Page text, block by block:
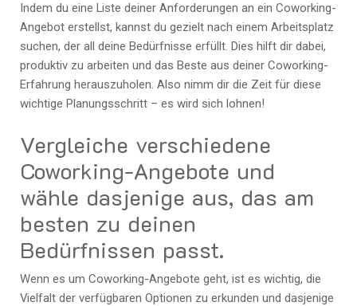
Indem du eine Liste deiner Anforderungen an ein Coworking-
Angebot erstellst, kannst du gezielt nach einem Arbeitsplatz
suchen, der all deine Bedürfnisse erfüllt. Dies hilft dir dabei,
produktiv zu arbeiten und das Beste aus deiner Coworking-
Erfahrung herauszuholen. Also nimm dir die Zeit für diese
wichtige Planungsschritt – es wird sich lohnen!
Vergleiche verschiedene
Coworking-Angebote und
wähle dasjenige aus, das am
besten zu deinen
Bedürfnissen passt.
Wenn es um Coworking-Angebote geht, ist es wichtig, die
Vielfalt der verfügbaren Optionen zu erkunden und dasjenige